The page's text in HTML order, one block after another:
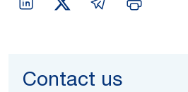
Contact us